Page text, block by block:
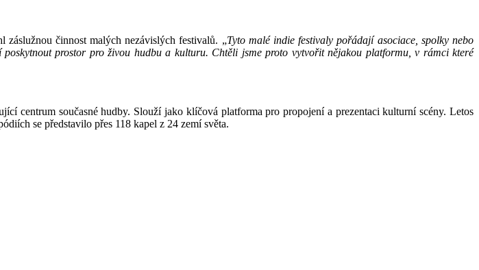
činnost malých nezávislých festivalů. „Tyto malé indie festivaly pořádají asociace, spolky nebo
prostor pro živou hudbu a kulturu. Chtěli jsme proto vytvořit nějakou platformu, v rámci které
centrum současné hudby. Slouží jako klíčová platforma pro propojení a prezentaci kulturní scény. Letos
se představilo přes 118 kapel z 24 zemí světa.